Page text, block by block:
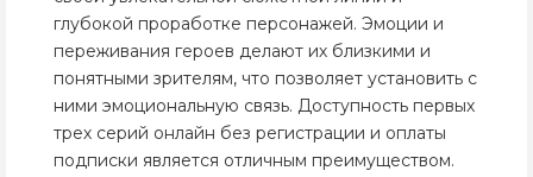
глубокой проработке персонажей. Эмоции и
переживания героев делают их близкими и
понятными зрителям, что позволяет установить с
ними эмоциональную связь. Доступность первых
трех серий онлайн без регистрации и оплаты
подписки является отличным преимуществом.